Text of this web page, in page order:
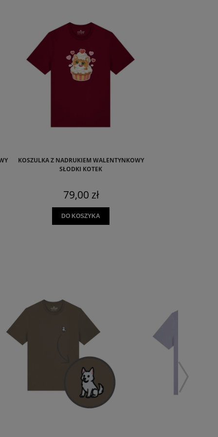
KOSZULKA Z NADRUKIEM WALENTYNKOWY
SŁODKI KOTEK
79,00 zł
DO KOSZYKA